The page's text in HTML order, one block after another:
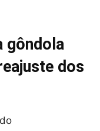
gôndola
dos